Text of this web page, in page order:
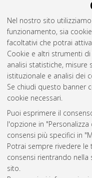
Nel nostro sito
funzionamento, sia
facoltativi che potrai
Cookie e altri strumenti
analisi statistiche, misure
istituzionale e analisi dei
Se chiudi questo banner
cookie necessari.
Puoi esprimere il
l'opzione in
consensi più specifici in
Potrai sempre rivedere
consensi rientrando
sito.
maternita tra contesti
Alma Mater Studiorum
ricerca inScienze
Questa lista e' stata
Atom
Rss 1.0
Rss 2.0